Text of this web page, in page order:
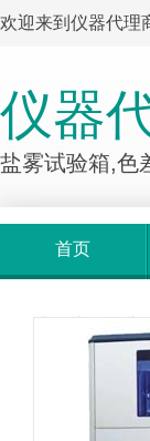
欢迎来到仪器代理
仪器
盐雾试验箱,色
首页